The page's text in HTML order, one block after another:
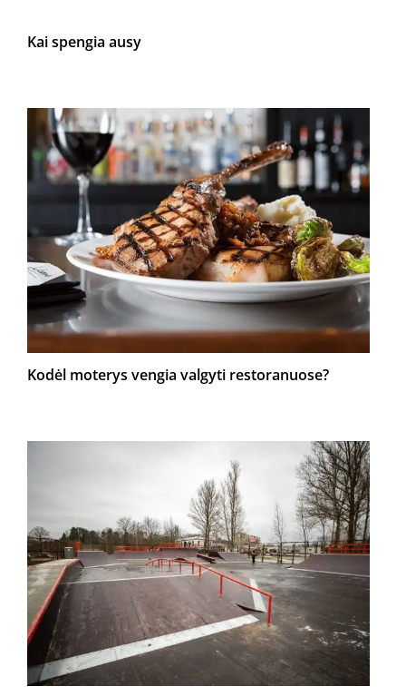
Kai spengia ausy
Kodėl moterys vengia valgyti restoranuose?